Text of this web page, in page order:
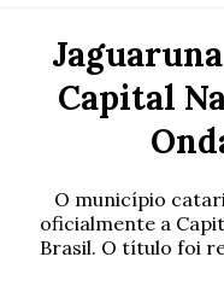
Capital
O município
oficialmente a
Brasil. O título foi